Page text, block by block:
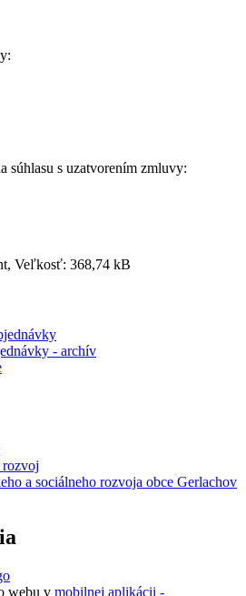
súhlasu s uzatvorením zmluvy:
Veľkosť: 368,74 kB
- archív
a sociálneho rozvoja obce Gerlachov
webu v mobilnej aplikácii -